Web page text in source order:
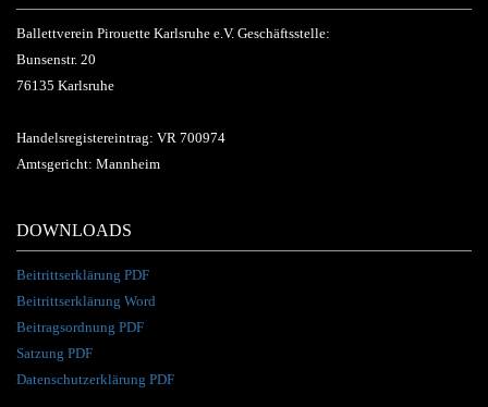
Ballettverein Pirouette Karlsruhe e.V. Geschäftsstelle:
Bunsenstr. 20
76135 Karlsruhe
Handelsregistereintrag: VR 700974
Amtsgericht: Mannheim
DOWNLOADS
Beitrittserklärung PDF
Beitrittserklärung Word
Beitragsordnung PDF
Satzung PDF
Datenschutzerklärung PDF